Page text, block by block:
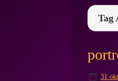
Tag
31